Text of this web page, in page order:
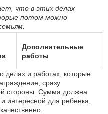
что в этих делах
потом можно
Дополнительные
работы
делах и работах, которые
сразу
стороны. Сумма должна
интересной для ребенка,